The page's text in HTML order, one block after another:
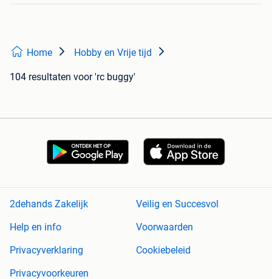
Home Hobby en Vrije tijd
104 resultaten voor 'rc buggy'
2dehands Zakelijk
Veilig en Succesvol
Help en info
Voorwaarden
Privacyverklaring
Cookiebeleid
Privacyvoorkeuren